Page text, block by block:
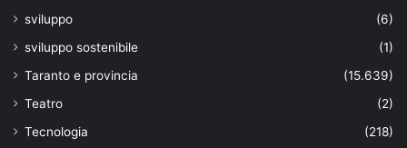
sviluppo
(6)
sviluppo sostenibile
(1)
Taranto e provincia
(15.639)
Teatro
(2)
Tecnologia
(218)